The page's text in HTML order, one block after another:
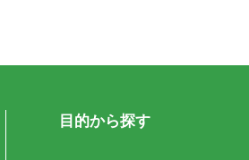
目的から探す